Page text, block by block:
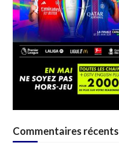
Commentaires récents